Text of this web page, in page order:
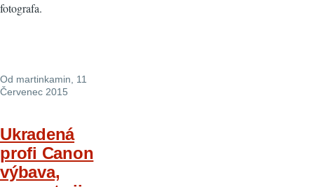
fotografa.
Od martinkamin , 11
Červenec 2015
Ukradená
profi Canon
výbava,